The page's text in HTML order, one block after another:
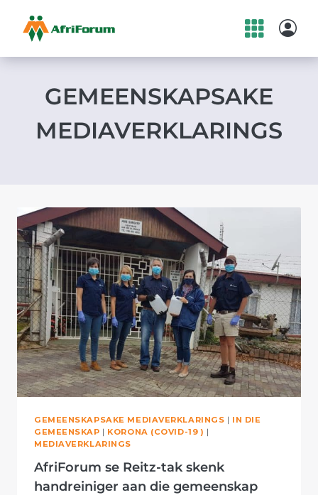
GEMEENSKAPSAKE
MEDIAVERKLARINGS
GEMEENSKAPSAKE MEDIAVERKLARINGS | IN DIE
GEMEENSKAP | KORONA (COVID-19 ) |
MEDIAVERKLARINGS
AfriForum se Reitz-tak skenk
handreiniger aan die gemeenskap